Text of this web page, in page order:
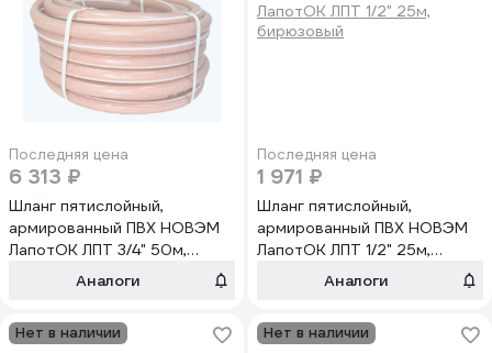
Последняя цена
6 313 ₽
Шланг пятислойный,
армированный ПВХ НОВЭМ
ЛапотОК ЛПТ 3/4" 50м,
Аналоги
Последняя цена
1 971 ₽
Шланг пятислойный,
армированный ПВХ НОВЭМ
ЛапотОК ЛПТ 1/2" 25м,
бирюзовыйАналоги
Нет в наличии Нет в наличии